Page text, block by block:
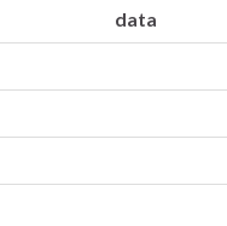
data